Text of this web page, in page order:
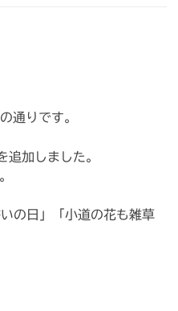
通りです。
加しました。
の日」「小道の花も雑草